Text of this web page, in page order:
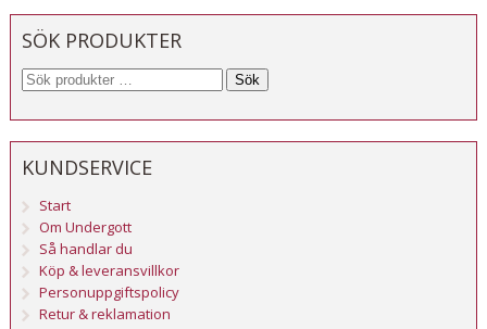
SÖK PRODUKTER
Sök
KUNDSERVICE
Start
Om Undergott
Så handlar du
Köp & leveransvillkor
Personuppgiftspolicy
Retur & reklamation